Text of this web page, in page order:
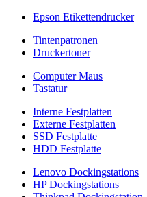
Epson Etikettendrucker
Tintenpatronen
Druckertoner
Computer Maus
Tastatur
Interne Festplatten
Externe Festplatten
SSD Festplatte
HDD Festplatte
Lenovo Dockingstations
HP Dockingstations